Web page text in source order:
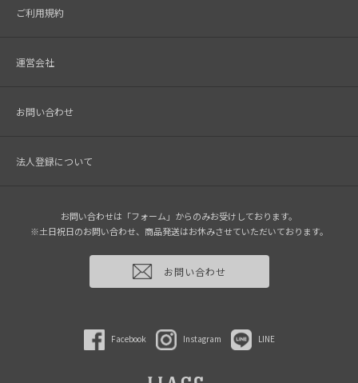
ご利用規約
運営会社
お問い合わせ
法人登録について
お問い合わせは「フォーム」からのみお受けしております。
※土日祝日のお問い合わせ、商品発送はお休みさせていただいております。
お問い合わせ
Facebook Instagram LINE